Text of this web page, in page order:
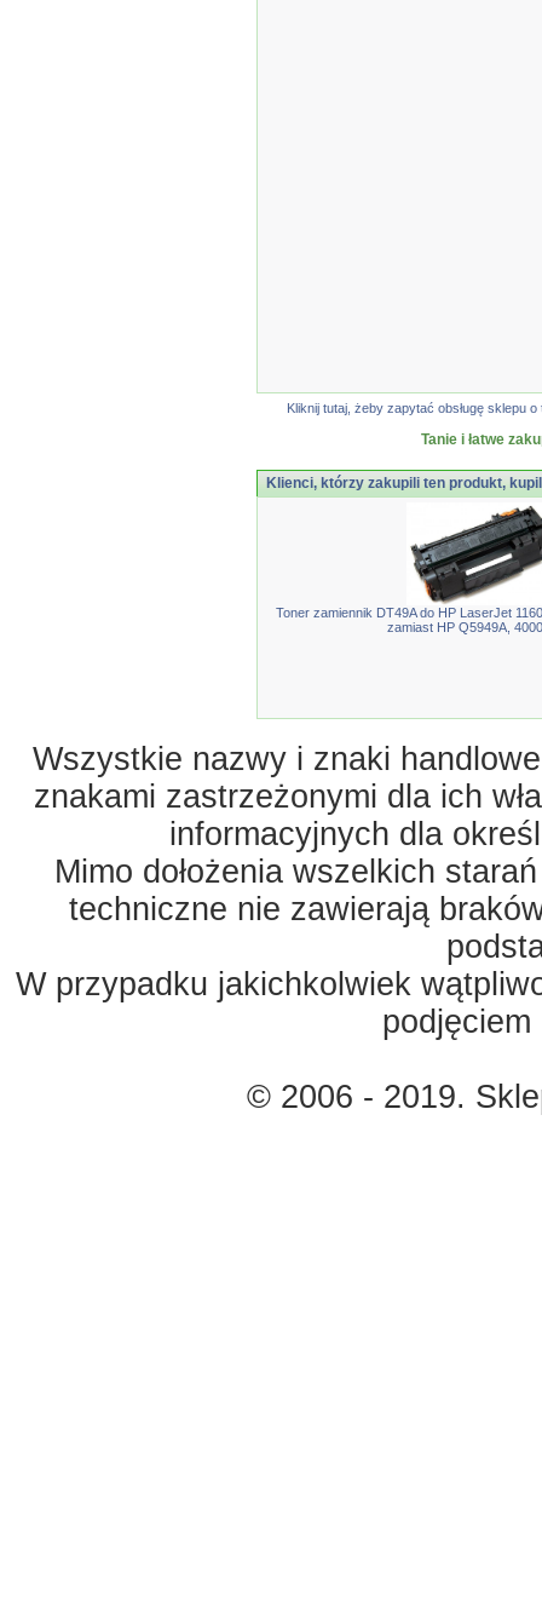
Kliknij tutaj, żeby zapytać obsługę sklepu
Tanie i łatwe
Klienci, którzy zakupili ten produkt,
Toner zamiennik DT49A do HP LaserJet
zamiast HP Q5949A,
Wszystkie nazwy i znaki
znakami zastrzeżonymi dla ich
informacyjnych dla
Mimo dołożenia wszelkich
techniczne nie zawierają
W przypadku jakichkolwiek
© 2006 - 2019.